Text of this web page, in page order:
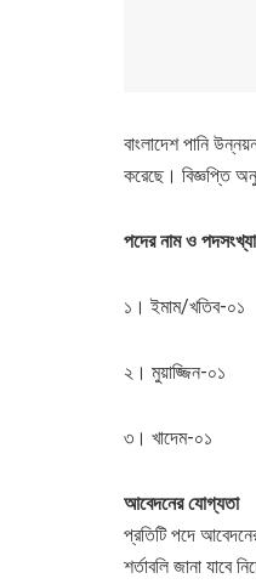
বাংলাদেশ পানি
করেছে। বিজ্ঞপ্তি
পদের নাম ও পদসংখ্যা
১। ইমাম/খতিব-০১
২। মুয়াজ্জিন-০১
৩। খাদেম-০১
আবেদনেরযোগ্যতা
প্রতিটি পদে
শর্তাবলি জানা যাবে